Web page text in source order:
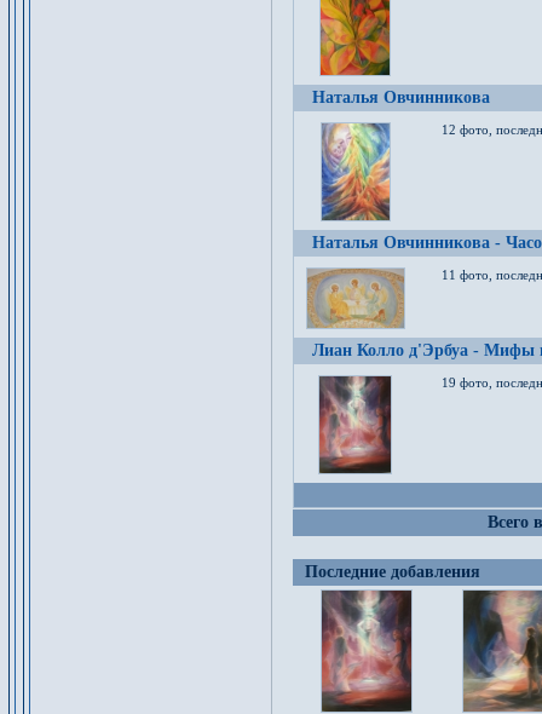
Наталья Овчинникова
12 фото,
Наталья Овчинникова -
11 фото,
Лиан Колло д'Эрбуа - Мифы
19 фото,
Всего
Последние добавления